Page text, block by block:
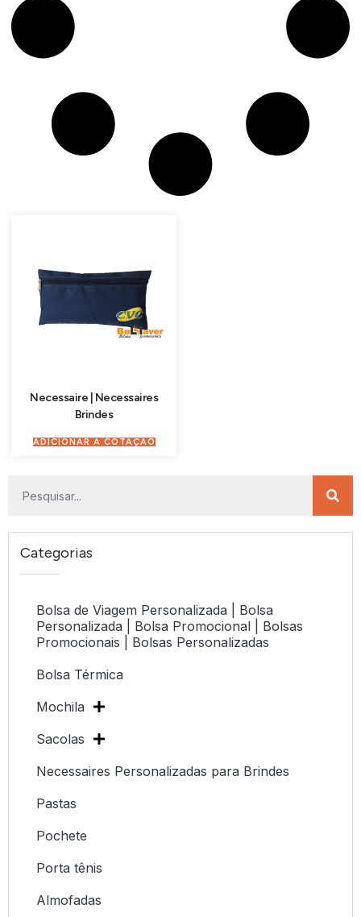
Categorias
Bolsa de Viagem Personalizada | Bolsa
Personalizada | Bolsa Promocional | Bolsas
Promocionais | Bolsas Personalizadas
Bolsa Térmica
Mochila
Sacolas
Necessaires Personalizadas para Brindes
Pastas
Pochete
Porta tênis
Almofadas
Necessaire | Necessaires
Brindes
ADICIONAR À COTAÇÃO